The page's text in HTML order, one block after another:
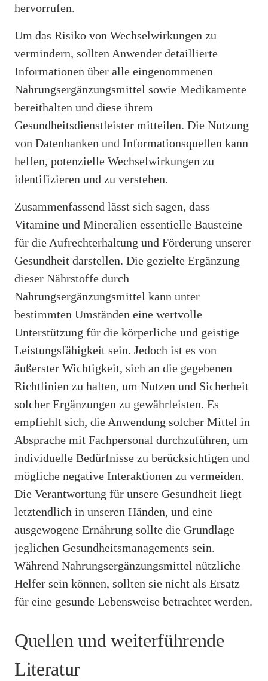
hervorrufen.
Um das Risiko von Wechselwirkungen zu
vermindern, sollten Anwender detaillierte
Informationen über alle eingenommenen
Nahrungsergänzungsmittel sowie Medikamente
bereithalten und diese ihrem
Gesundheitsdienstleister mitteilen. Die Nutzung
von Datenbanken und Informationsquellen kann
helfen, potenzielle Wechselwirkungen zu
identifizieren und zu verstehen.
Zusammenfassend lässt sich sagen, dass
Vitamine und Mineralien essentielle Bausteine
für die Aufrechterhaltung und Förderung unserer
Gesundheit darstellen. Die gezielte Ergänzung
dieser Nährstoffe durch
Nahrungsergänzungsmittel kann unter
bestimmten Umständen eine wertvolle
Unterstützung für die körperliche und geistige
Leistungsfähigkeit sein. Jedoch ist es von
äußerster Wichtigkeit, sich an die gegebenen
Richtlinien zu halten, um Nutzen und Sicherheit
solcher Ergänzungen zu gewährleisten. Es
empfiehlt sich, die Anwendung solcher Mittel in
Absprache mit Fachpersonal durchzuführen, um
individuelle Bedürfnisse zu berücksichtigen und
mögliche negative Interaktionen zu vermeiden.
Die Verantwortung für unsere Gesundheit liegt
letztendlich in unseren Händen, und eine
ausgewogene Ernährung sollte die Grundlage
jeglichen Gesundheitsmanagements sein.
Während Nahrungsergänzungsmittel nützliche
Helfer sein können, sollten sie nicht als Ersatz
für eine gesunde Lebensweise betrachtet werden.
Quellen und weiterführende
Literatur